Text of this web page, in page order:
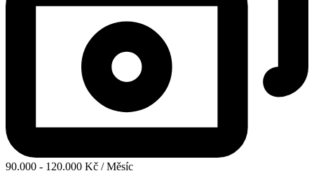
90.000 - 120.000 Kč / Měsíc